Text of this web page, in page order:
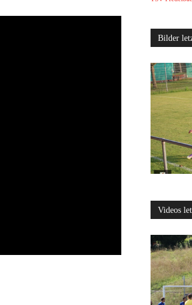
Bilder
Videos